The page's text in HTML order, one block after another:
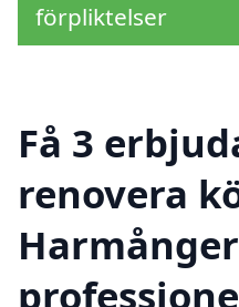
förpliktelser
Få 3
renovera